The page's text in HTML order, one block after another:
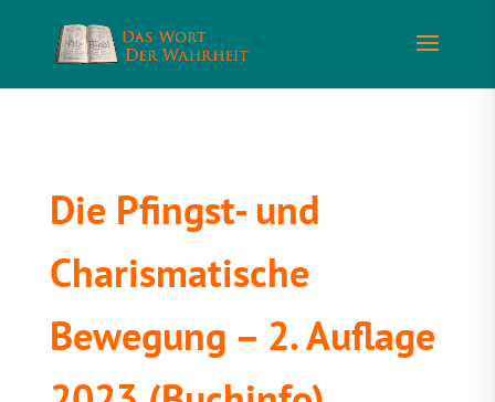
Die Pfingst- und
Charismatische
Bewegung – 2. Auflage